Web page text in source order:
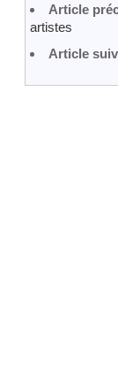
Article
artistes
Article